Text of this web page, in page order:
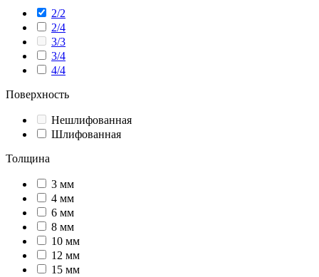
2/2
2/4
3/3
3/4
4/4
Поверхность
Нешлифованная
Шлифованная
Толщина
3 мм
4 мм
6 мм
8 мм
10 мм
12 мм
15 мм